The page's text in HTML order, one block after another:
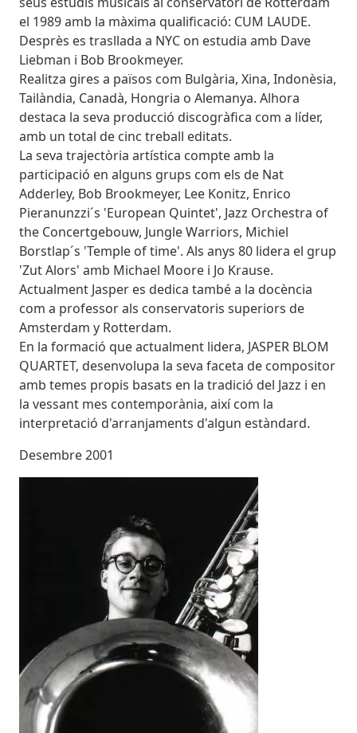
el 1989 amb la màxima qualificació: CUM LAUDE.
Desprès es trasllada a NYC on estudia amb Dave
Liebman i Bob Brookmeyer.
Realitza gires a països com Bulgària, Xina, Indonèsia,
Tailàndia, Canadà, Hongria o Alemanya. Alhora
destaca la seva producció discogràfica com a líder,
amb un total de cinc treball editats.
La seva trajectòria artística compte amb la
participació en alguns grups com els de Nat
Adderley, Bob Brookmeyer, Lee Konitz, Enrico
Pieranunzzi´s 'European Quintet', Jazz Orchestra of
the Concertgebouw, Jungle Warriors, Michiel
Borstlap´s 'Temple of time'. Als anys 80 lidera el grup
'Zut Alors' amb Michael Moore i Jo Krause.
Actualment Jasper es dedica també a la docència
com a professor als conservatoris superiors de
Amsterdam y Rotterdam.
En la formació que actualment lidera, JASPER BLOM
QUARTET, desenvolupa la seva faceta de compositor
amb temes propis basats en la tradició del Jazz i en
la vessant mes contemporània, així com la
interpretació d'arranjaments d'algun estàndard.
Desembre 2001